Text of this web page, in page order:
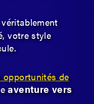
votre style
opportunités de
aventure vers